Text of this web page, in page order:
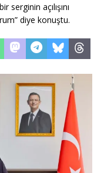
açılışını
diye konuştu.